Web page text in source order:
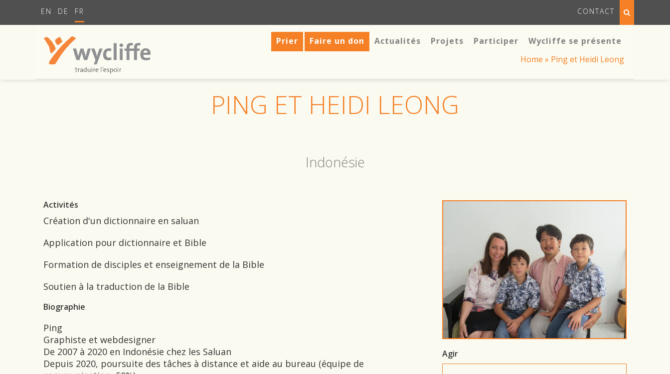
EN DE FR CONTACT
Prier Faire un don Actualités Projets Participer
Wycliffe se présente
Home » Ping et Heidi Leong
PING ET HEIDI LEONG
Indonésie
Activités
Création d'un dictionnaire en saluan
Application pour dictionnaire et Bible
Formation de disciples et enseignement de la Bible
Soutien à la traduction de la Bible
Biographie
Ping
Graphiste et webdesigner
De 2007 à 2020 en Indonésie chez les Saluan
Depuis 2020, poursuite des tâches à distance et aide au bureau (équipe de
Agir